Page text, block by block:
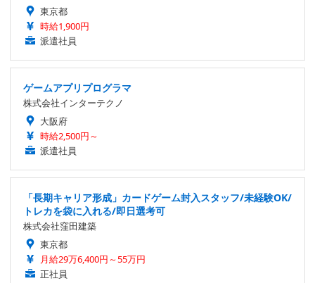
東京都
時給1,900円
派遣社員
ゲームアプリプログラマ
株式会社インターテクノ
大阪府
時給2,500円～
派遣社員
「長期キャリア形成」カードゲーム封入スタッフ/未経験OK/
トレカを袋に入れる/即日選考可
株式会社窪田建築
東京都
月給29万6,400円～55万円
正社員